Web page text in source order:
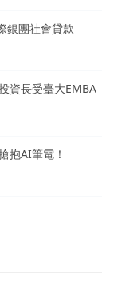
銀團社會貸款
資長受臺大EMBA
抱AI筆電！